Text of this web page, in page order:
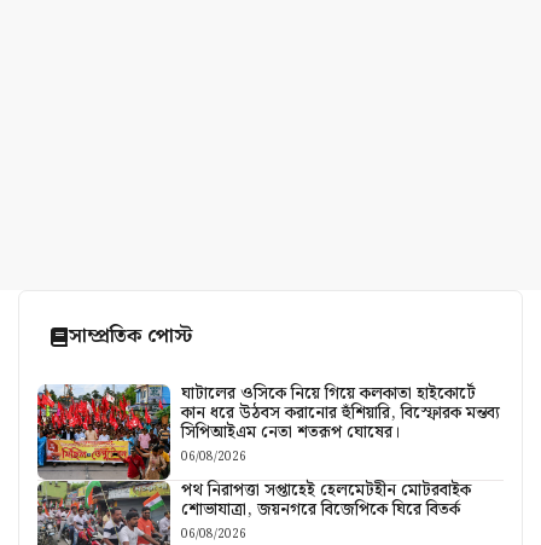
সাম্প্রতিক পোস্ট
ঘাটালের ওসিকে নিয়ে গিয়ে কলকাতা হাইকোর্টে
কান ধরে উঠবস করানোর হুঁশিয়ারি, বিস্ফোরক মন্তব্য
সিপিআইএম নেতা শতরূপ ঘোষের।
06/08/2026
পথ নিরাপত্তা সপ্তাহেই হেলমেটহীন মোটরবাইক
শোভাযাত্রা, জয়নগরে বিজেপিকে ঘিরে বিতর্ক
06/08/2026